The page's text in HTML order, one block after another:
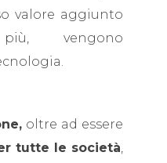
valore aggiunto
vengono
oltre ad essere
tutte le società,